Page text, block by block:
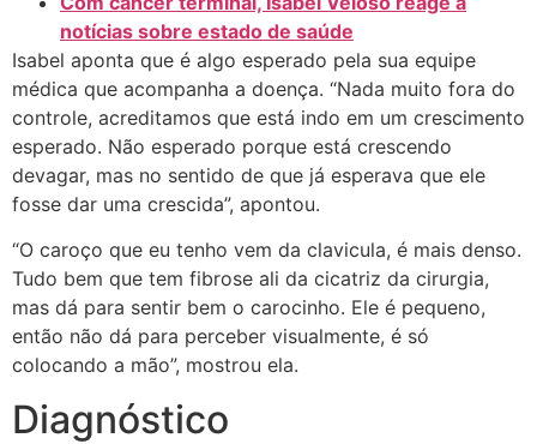
notícias sobre estado de saúde
Isabel aponta que é algo esperado pela sua equipe
médica que acompanha a doença. “Nada muito fora do
controle, acreditamos que está indo em um crescimento
esperado. Não esperado porque está crescendo
devagar, mas no sentido de que já esperava que ele
fosse dar uma crescida”, apontou.
“O caroço que eu tenho vem da clavicula, é mais denso.
Tudo bem que tem fibrose ali da cicatriz da cirurgia,
mas dá para sentir bem o carocinho. Ele é pequeno,
então não dá para perceber visualmente, é só
colocando a mão”, mostrou ela.
Diagnóstico